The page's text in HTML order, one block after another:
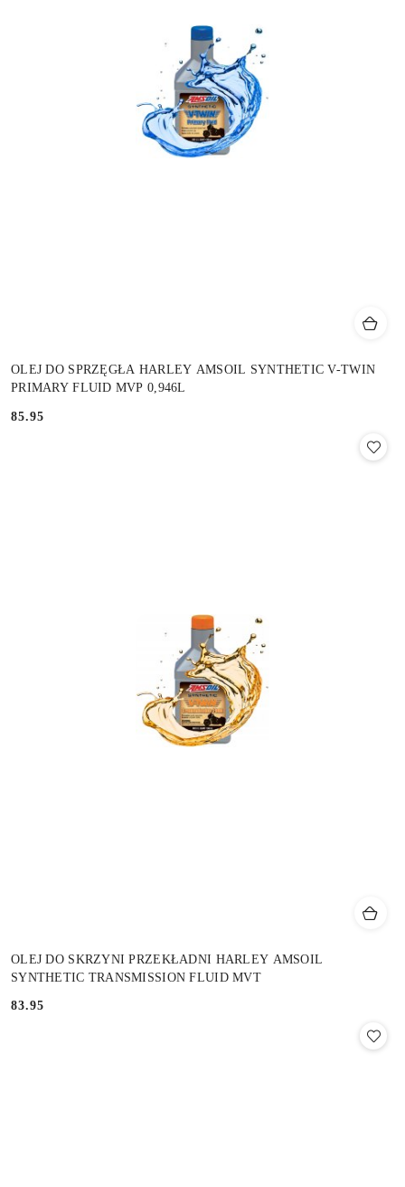
OLEJ DO SPRZĘGŁA HARLEY AMSOIL SYNTHETIC V-TWIN
PRIMARY FLUID MVP 0,946L
Cena:
85.95
OLEJ DO SKRZYNI PRZEKŁADNI HARLEY AMSOIL
SYNTHETIC TRANSMISSION FLUID MVT
Cena:
83.95